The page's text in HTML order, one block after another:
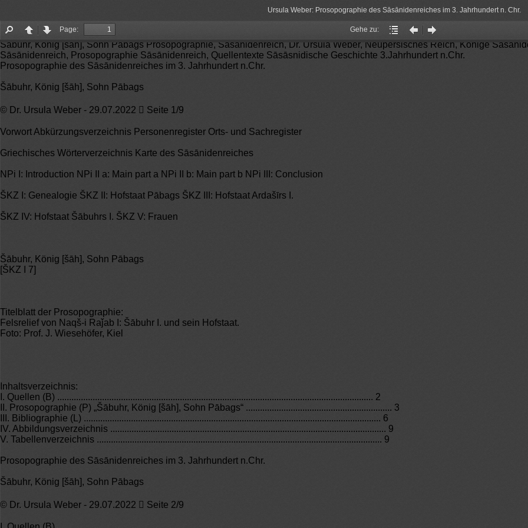
Ursula Weber: Prosopographie des Sāsānidenreiches im 3. Jahrhundert n. Chr.
Page
up
Page
down
Page:
Gehe zu:
Gehe
zu:
Vorheriger
Artikel
Nächster
Artikel
Šābuhr, König [šāh], Sohn Pābags Prosopographie, Sāsānidenreich, Dr. Ursula Weber, Neupersisches Reich, Könige
Sāsānidenreich, Prosopographie Sāsānidenreich, Quellentexte Sāsāsnidische Geschichte 3.Jahrhundert n.Chr.
Prosopographie des Sāsānidenreiches im 3. Jahrhundert n.Chr.
Šābuhr, König [šāh], Sohn Pābags
© Dr. Ursula Weber - 29.07.2022  Seite 1/9
Vorwort Abkürzungsverzeichnis Personenregister Orts- und Sachregister
Griechisches Wörterverzeichnis Karte des Sāsānidenreiches
NPi I: Introduction NPi II a: Main part a NPi II b: Main part b NPi III: Conclusion
ŠKZ I: Genealogie ŠKZ II: Hofstaat Pābags ŠKZ III: Hofstaat Ardašīrs I.
ŠKZ IV: Hofstaat Šābuhrs I. ŠKZ V: Frauen
Šābuhr, König [šāh], Sohn Pābags
[ŠKZ I 7]
Titelblatt der Prosopographie:
Felsrelief von Naqš-i Raǰab I: Šābuhr I. und sein Hofstaat.
Foto: Prof. J. Wiesehöfer, Kiel
Inhaltsverzeichnis:
I. Quellen (B) ...................................................................................................................................... 2
II. Prosopographie (P) „Šābuhr, König [šāh], Sohn Pābags“ .............................................................. 3
III. Bibliographie (L) .............................................................................................................................. 6
IV. Abbildungsverzeichnis ..................................................................................................................... 9
V. Tabellenverzeichnis ......................................................................................................................... 9
Prosopographie des Sāsānidenreiches im 3. Jahrhundert n.Chr.
Šābuhr, König [šāh], Sohn Pābags
© Dr. Ursula Weber - 29.07.2022  Seite 2/9